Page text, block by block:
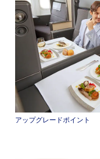
アップグレードポイント